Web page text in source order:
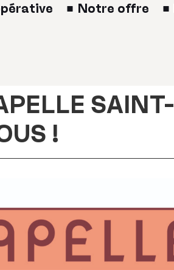
Notre offre
SAINT-
!